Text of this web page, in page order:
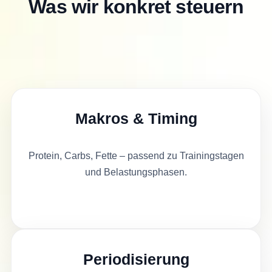
Was wir konkret steuern
Makros & Timing
Protein, Carbs, Fette – passend zu Trainingstagen
und Belastungsphasen.
Periodisierung